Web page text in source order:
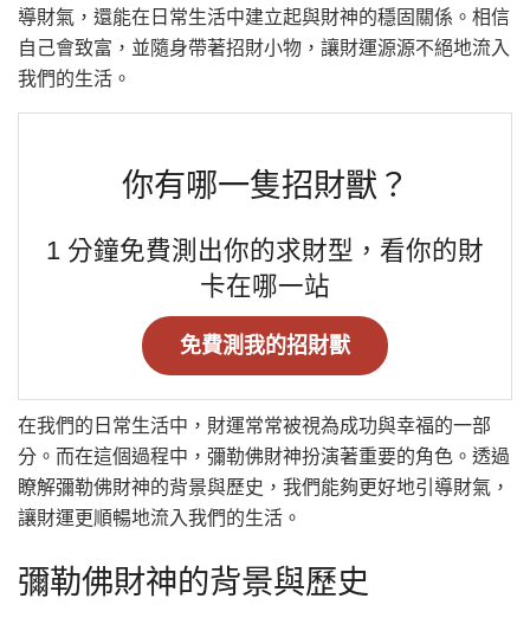
導財氣，還能在日常生活中建立起與財神的穩固關係。相信
自己會致富，並隨身帶著招財小物，讓財運源源不絕地流入
我們的生活。
你有哪一隻招財獸？
1 分鐘免費測出你的求財型，看你的財
卡在哪一站
免費測我的招財獸
在我們的日常生活中，財運常常被視為成功與幸福的一部
分。而在這個過程中，彌勒佛財神扮演著重要的角色。透過
瞭解彌勒佛財神的背景與歷史，我們能夠更好地引導財氣，
讓財運更順暢地流入我們的生活。
彌勒佛財神的背景與歷史